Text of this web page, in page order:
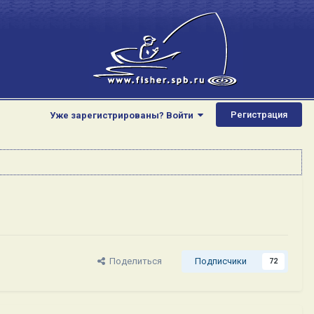
Уже зарегистрированы? Войти Регистрация
Поделиться Подписчики 72